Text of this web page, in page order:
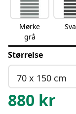
Mørke
grå
Størrelse
70 x 150 cm
880 kr